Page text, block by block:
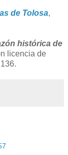
de Tolosa,
histórica de
licencia de